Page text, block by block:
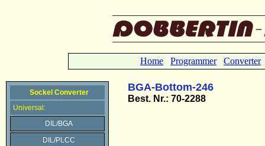
Home Programmer Converter
Sockel Converter
Universal:
DIL/BGA
DIL/PLCC
BGA-Bottom-246
Best. Nr.: 70-2288